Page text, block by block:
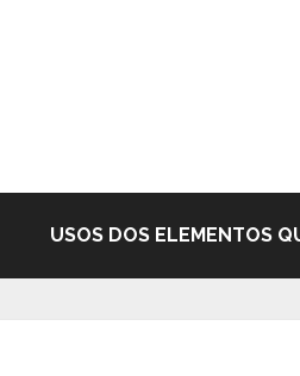
USOS DOS ELEMENTOS